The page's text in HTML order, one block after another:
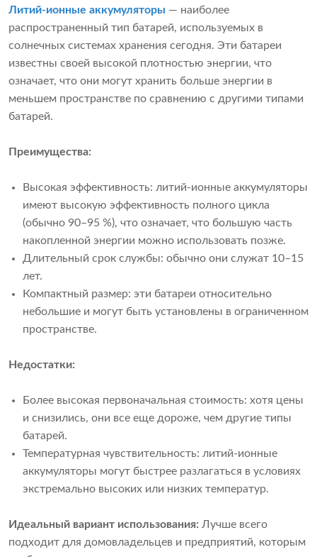
Литий-ионные аккумуляторы — наиболее
распространенный тип батарей, используемых в
солнечных системах хранения сегодня. Эти батареи
известны своей высокой плотностью энергии, что
означает, что они могут хранить больше энергии в
меньшем пространстве по сравнению с другими типами
батарей.
Преимущества:
Высокая эффективность: литий-ионные аккумуляторы
имеют высокую эффективность полного цикла
(обычно 90–95 %), что означает, что большую часть
накопленной энергии можно использовать позже.
Длительный срок службы: обычно они служат 10–15
лет.
Компактный размер: эти батареи относительно
небольшие и могут быть установлены в ограниченном
пространстве.
Недостатки:
Более высокая первоначальная стоимость: хотя цены
и снизились, они все еще дороже, чем другие типы
батарей.
Температурная чувствительность: литий-ионные
аккумуляторы могут быстрее разлагаться в условиях
экстремально высоких или низких температур.
Идеальный вариант использования: Лучше всего
подходит для домовладельцев и предприятий, которым